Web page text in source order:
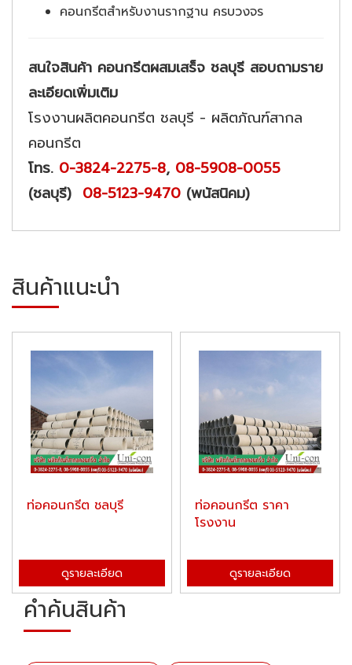
คอนกรีตสำหรับงานรากฐาน ครบวงจร
สนใจสินค้า คอนกรีตผสมเสร็จ ชลบุรี สอบถามราย
ละเอียดเพิ่มเติม
โรงงานผลิตคอนกรีต ชลบุรี - ผลิตภัณฑ์สากล
คอนกรีต
โทร. 0-3824-2275-8, 08-5908-0055
(ชลบุรี) 08-5123-9470 (พนัสนิคม)
สินค้าแนะนำ
ท่อคอนกรีต ชลบุรี
ดูรายละเอียด
ท่อคอนกรีต ราคา
โรงงาน
ดูรายละเอียด
คำค้นสินค้า